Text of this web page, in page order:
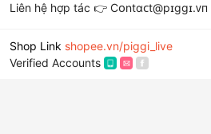
Liên hệ hợp tác 👉 Сᴏntɑᴄt@pɪɡɡɪ.ᴠп
Shop Link shopee.vn/piggi_live
Verified Accounts